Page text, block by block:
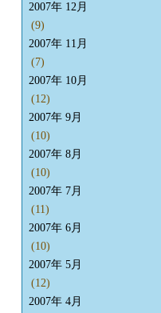
2007年 12月
(9)
2007年 11月
(7)
2007年 10月
(12)
2007年 9月
(10)
2007年 8月
(10)
2007年 7月
(11)
2007年 6月
(10)
2007年 5月
(12)
2007年 4月